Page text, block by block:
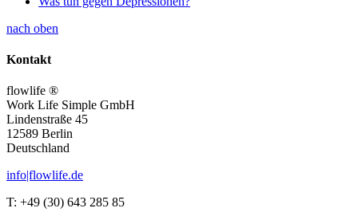
nach oben
Kontakt
flowlife ®
Work Life Simple GmbH
Lindenstraße 45
12589 Berlin
Deutschland
info|flowlife.de
T: +49 (30) 643 285 85